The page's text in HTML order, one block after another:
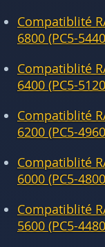
Compatiblité
6800 (PC5-
Compatiblité
6400 (PC5-
Compatiblité
6200 (PC5-
Compatiblité
6000 (PC5-
Compatiblité
5600 (PC5-